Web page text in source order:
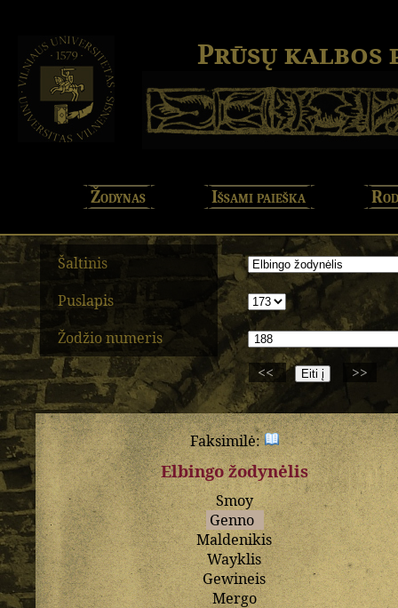
Prūsų kalbos
Žodynas Išsami paieška
Šaltinis
Puslapis
Žodžio numeris
<<
>>
Faksimilė:
Elbingo žodynėlis
Smoy
Genno
Maldenikis
Wayklis
Gewineis
Mergo